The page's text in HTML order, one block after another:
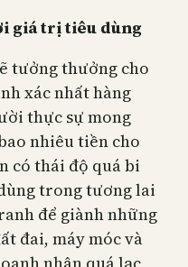
giá trị tiêu dùng
tưởng thưởng cho
xác nhất hàng
thực sự mong
nhiêu tiền cho
có thái độ quá bi
trong tương lai
để giành những
đai, máy móc và